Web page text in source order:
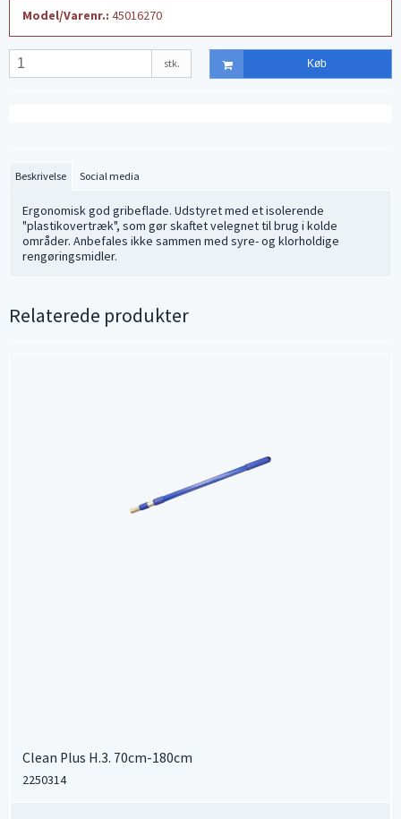
Model/Varenr.: 45016270
stk. Køb
Beskrivelse Social media
Ergonomisk god gribeflade. Udstyret med et isolerende
"plastikovertræk", som gør skaftet velegnet til brug i kolde
områder. Anbefales ikke sammen med syre- og klorholdige
rengøringsmidler.
Relaterede produkter
Clean Plus H.3. 70cm-180cm
2250314